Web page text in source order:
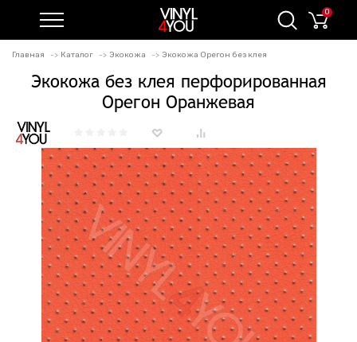
0
Главная Каталог Экокожа Экокожа Орегон без клея
Экокожа без клея перфорированная
Орегон Оранжевая